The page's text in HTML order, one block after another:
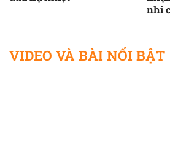
nhi
VIDEO VÀ BÀI NỔI BẬT